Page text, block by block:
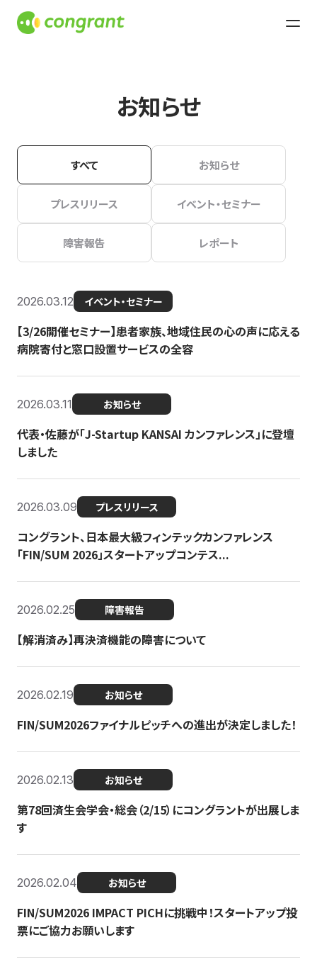
お知らせ
すべて お知らせ
プレスリリース イベント・セミナー
障害報告 レポート
2026.03.12 イベント・セミナー
【3/26開催セミナー】患者家族、地域住民の心の声に応える
病院寄付と窓口設置サービスの全容
2026.03.11 お知らせ
代表・佐藤が「J-Startup KANSAI カンファレンス」に登壇
しました
2026.03.09 プレスリリース
コングラント、日本最大級フィンテックカンファレンス
「FIN/SUM 2026」スタートアップコンテス...
2026.02.25 障害報告
【解消済み】再決済機能の障害について
2026.02.19 お知らせ
FIN/SUM2026ファイナルピッチへの進出が決定しました！
2026.02.13 お知らせ
第78回済生会学会・総会（2/15）にコングラントが出展しま
す
2026.02.04 お知らせ
FIN/SUM2026 IMPACT PICHに挑戦中！スタートアップ投
票にご協力お願いします